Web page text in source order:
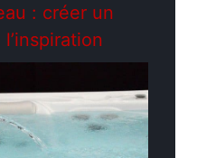
: créer un